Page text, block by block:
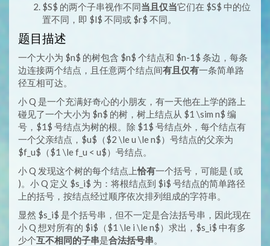
$S$ 的两个子串视作不同当且仅当它们在 $S$ 中的位
置不同，即 $l$ 不同或 $r$ 不同。
题目描述
一个大小为 $n$ 的树包含 $n$ 个结点和 $n-1$ 条边，每条
边连接两个结点，且任意两个结点间有且仅有一条简单路
径互相可达。
小 Q 是一个充满好奇心的小朋友，有一天他在上学的路上
碰见了一个大小为 $n$ 的树，树上结点从 $1 \sim n$ 编
号，$1$ 号结点为树的根。除 $1$ 号结点外，每个结点有
一个父亲结点，$u$（$2 \le u \le n$）号结点的父亲为
$f_u$（$1 \le f_u < u$）号结点。
小 Q 发现这个树的每个结点上恰有一个括号，可能是 ( 或
)。小 Q 定义 $s_i$ 为：将根结点到 $i$ 号结点的简单路径
上的括号，按结点经过顺序依次排列组成的字符串。
显然 $s_i$ 是个括号串，但不一定是合法括号串，因此现在
小 Q 想对所有的 $i$（$1 \le i \le n$）求出，$s_i$ 中有多
少个互不相同的子串是合法括号串。